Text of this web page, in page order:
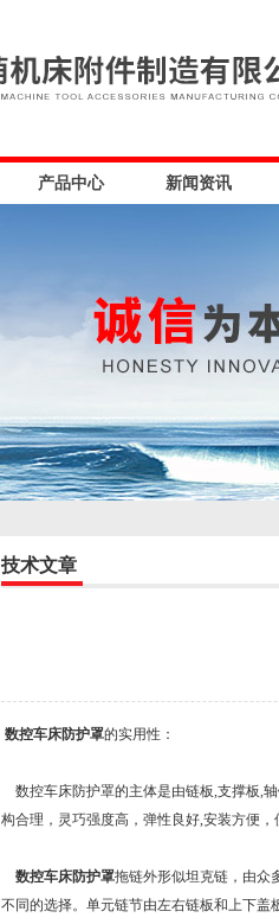
产品中心 新闻资讯
技术文章
数控车床防护罩的实用性：
数控车床防护罩的主体是由链板,支撑板,
构合理，灵巧强度高，弹性良好,安装方便，
数控车床防护罩拖链外形似坦克链，由众
不同的选择。单元链节由左右链板和上下盖